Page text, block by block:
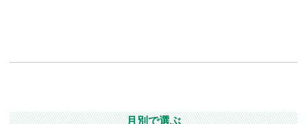
月別で選ぶ